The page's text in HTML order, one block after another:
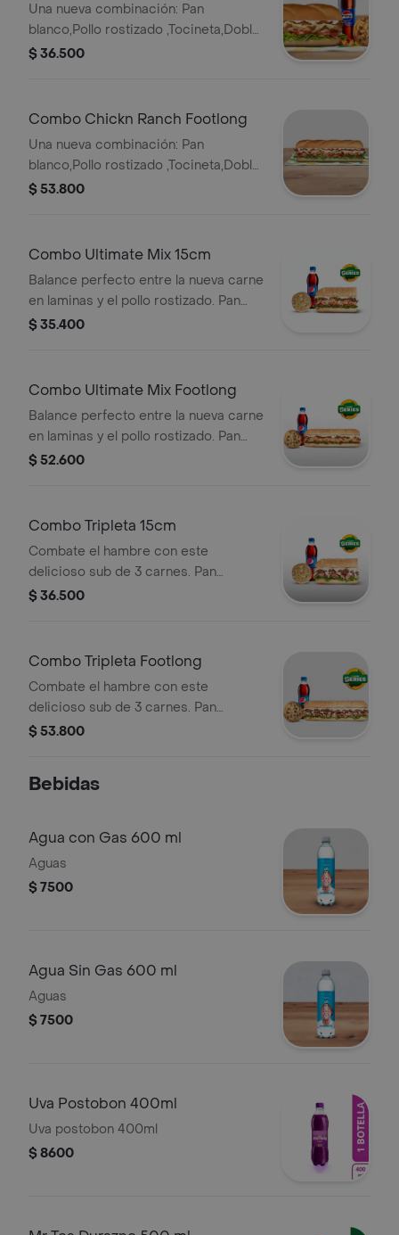
Una nueva combinación: Pan
blanco,Pollo rostizado ,Tocineta,Doble
Queso americano ,Salsa ranch
acompañamiento.
$ 36.500
Combo Chickn Ranch Footlong
Una nueva combinación: Pan
blanco,Pollo rostizado ,Tocineta,Doble
Queso americano ,Salsa ranch
acompañamiento.
$ 53.800
Combo Ultimate Mix 15cm
Balance perfecto entre la nueva carne
en laminas y el pollo rostizado. Pan
orégano parmesano, Carne en
salsa alioli pimentón.
$ 35.400
Combo Ultimate Mix Footlong
Balance perfecto entre la nueva carne
en laminas y el pollo rostizado. Pan
orégano parmesano, Carne en
salsa alioli pimentón.
$ 52.600
Combo Tripleta 15cm
Combate el hambre con este
delicioso sub de 3 carnes. Pan
orégano parmesano, Carne de res en
pimentones, lechuga.
$ 36.500
Combo Tripleta Footlong
Combate el hambre con este
delicioso sub de 3 carnes. Pan
orégano parmesano, Carne de res en
pimentones, lechuga.
$ 53.800
Bebidas
Agua con Gas 600 ml
Aguas
$ 7500
Agua Sin Gas 600 ml
Aguas
$ 7500
Uva Postobon 400ml
Uva postobon 400ml
$ 8600